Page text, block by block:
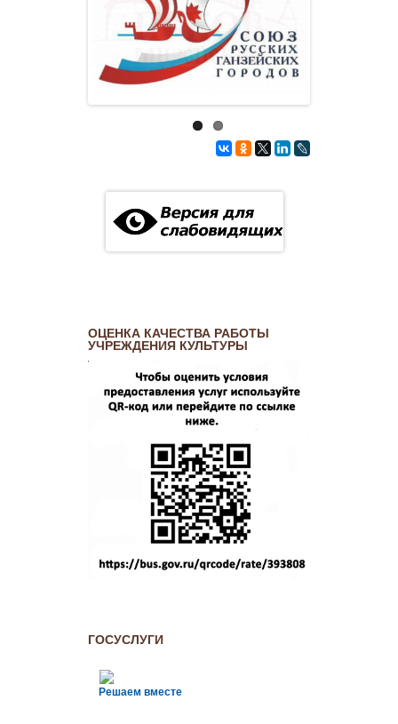
ОЦЕНКА КАЧЕСТВА РАБОТЫ
УЧРЕЖДЕНИЯ КУЛЬТУРЫ
ГОСУСЛУГИ
Решаем вместе